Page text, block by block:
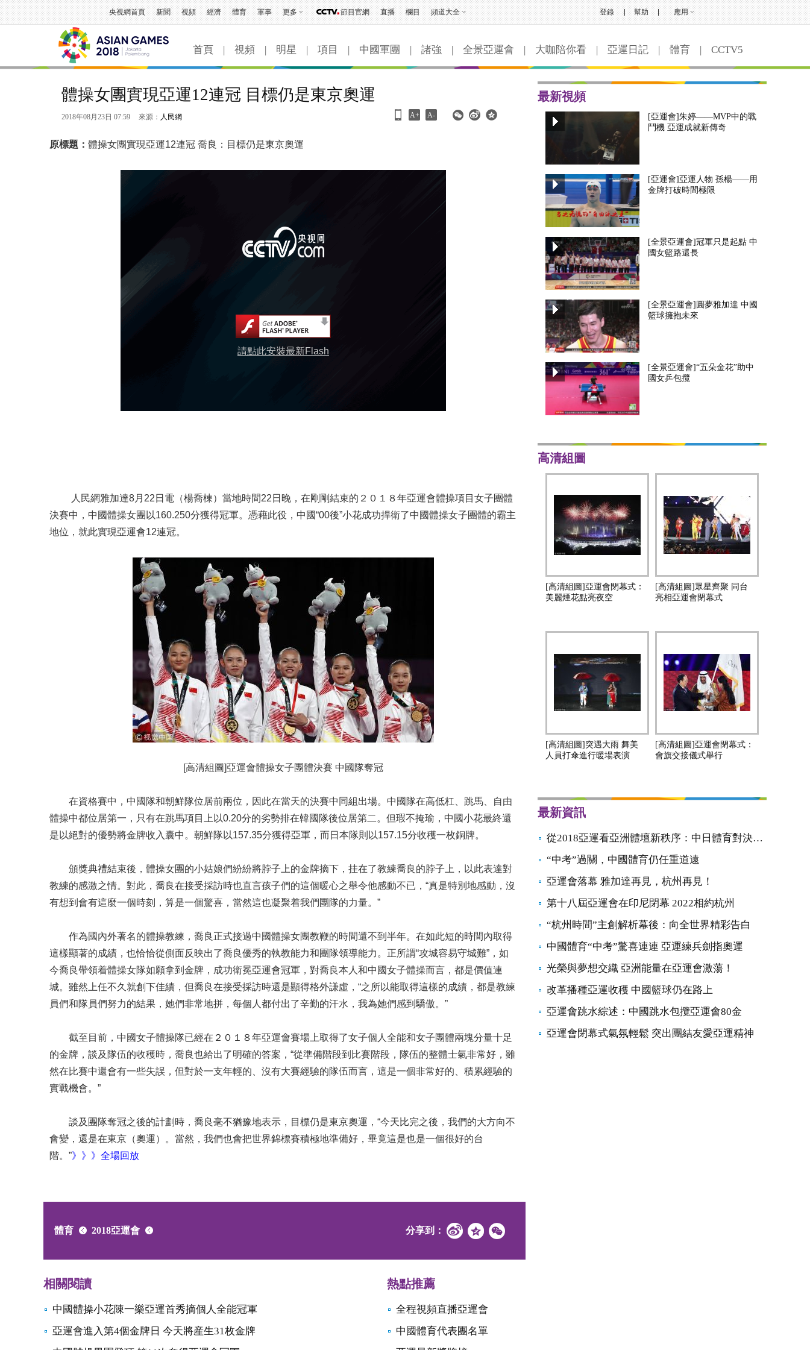
央視網首頁 新聞 視頻 經濟 體育 軍事 更多 節目官網 直播 欄目 頻道大全 幫助 應用
登錄
首頁 | 視頻 | 明星 | 項目 | 中國軍團 | 諸強 | 全景亞運會 | 大咖陪你看 | 亞運日記 | 體育 | CCTV5
體操女團實現亞運12連冠 目標仍是東京奧運
2018年08月23日 07:59 來源： 人民網 A+ A-
原標題： 體操女團實現亞運12連冠 喬良：目標仍是東京奧運
請點此安裝最新Flash
人民網雅加達8月22日電（楊喬棟）當地時間22日晚，在剛剛結束的２０１８年亞運會體操項目女子團體
決賽中，中國體操女團以160.250分獲得冠軍。憑藉此役，中國“00後”小花成功捍衛了中國體操女子團體的霸主
地位，就此實現亞運會12連冠。
[高清組圖]亞運會體操女子團體決賽 中國隊奪冠
在資格賽中，中國隊和朝鮮隊位居前兩位，因此在當天的決賽中同組出場。中國隊在高低杠、跳馬、自由
體操中都位居第一，只有在跳馬項目上以0.20分的劣勢排在韓國隊後位居第二。但瑕不掩瑜，中國小花最終還
是以絕對的優勢將金牌收入囊中。朝鮮隊以157.35分獲得亞軍，而日本隊則以157.15分收穫一枚銅牌。
頒獎典禮結束後，體操女團的小姑娘們紛紛將脖子上的金牌摘下，挂在了教練喬良的脖子上，以此表達對
教練的感激之情。對此，喬良在接受採訪時也直言孩子們的這個暖心之舉令他感動不已，“真是特別地感動，沒
有想到會有這麼一個時刻，算是一個驚喜，當然這也凝聚着我們團隊的力量。”
作為國內外著名的體操教練，喬良正式接過中國體操女團教鞭的時間還不到半年。在如此短的時間內取得
這樣顯著的成績，也恰恰從側面反映出了喬良優秀的執教能力和團隊領導能力。正所謂“攻城容易守城難”，如
今喬良帶領着體操女隊如願拿到金牌，成功衛冕亞運會冠軍，對喬良本人和中國女子體操而言，都是價值連
城。雖然上任不久就創下佳績，但喬良在接受採訪時還是顯得格外謙虛，“之所以能取得這樣的成績，都是教練
員們和隊員們努力的結果，她們非常地拼，每個人都付出了辛勤的汗水，我為她們感到驕傲。”
截至目前，中國女子體操隊已經在２０１８年亞運會賽場上取得了女子個人全能和女子團體兩塊分量十足
的金牌，談及隊伍的收穫時，喬良也給出了明確的答案，“從準備階段到比賽階段，隊伍的整體士氣非常好，雖
然在比賽中還會有一些失誤，但對於一支年輕的、沒有大賽經驗的隊伍而言，這是一個非常好的、積累經驗的
實戰機會。”
談及團隊奪冠之後的計劃時，喬良毫不猶豫地表示，目標仍是東京奧運，“今天比完之後，我們的大方向不
會變，還是在東京（奧運）。當然，我們也會把世界錦標賽積極地準備好，畢竟這是也是一個很好的台
階。”》》》全場回放
體育 2018亞運會 分享到：
相關閱讀
中國體操小花陳一樂亞運首秀摘個人全能冠軍
亞運會進入第4個金牌日 今天將産生31枚金牌
熱點推薦
全程視頻直播亞運會
中國體育代表團名單
最新視頻
[亞運會]朱婷——MVP中的戰
鬥機 亞運成就新傳奇
[亞運會]亞運人物 孫楊——用
金牌打破時間極限
[全景亞運會]冠軍只是起點 中
國女籃路還長
[全景亞運會]圓夢雅加達 中國
籃球擁抱未來
[全景亞運會]“五朵金花”助中
國女乒包攬
高清組圖
[高清組圖]亞運會閉幕式：
美麗煙花點亮夜空
[高清組圖]眾星齊聚 同台
亮相亞運會閉幕式
[高清組圖]突遇大雨 舞美
人員打傘進行暖場表演
[高清組圖]亞運會閉幕式：
會旗交接儀式舉行
最新資訊
從2018亞運看亞洲體壇新秩序：中日體育對決開始
“中考”過關，中國體育仍任重道遠
亞運會落幕 雅加達再見，杭州再見！
第十八屆亞運會在印尼閉幕 2022相約杭州
“杭州時間”主創解析幕後：向全世界精彩告白
中國體育“中考”驚喜連連 亞運練兵劍指奧運
光榮與夢想交織 亞洲能量在亞運會激蕩！
改革播種亞運收穫 中國籃球仍在路上
亞運會跳水綜述：中國跳水包攬亞運會80金
亞運會閉幕式氣氛輕鬆 突出團結友愛亞運精神